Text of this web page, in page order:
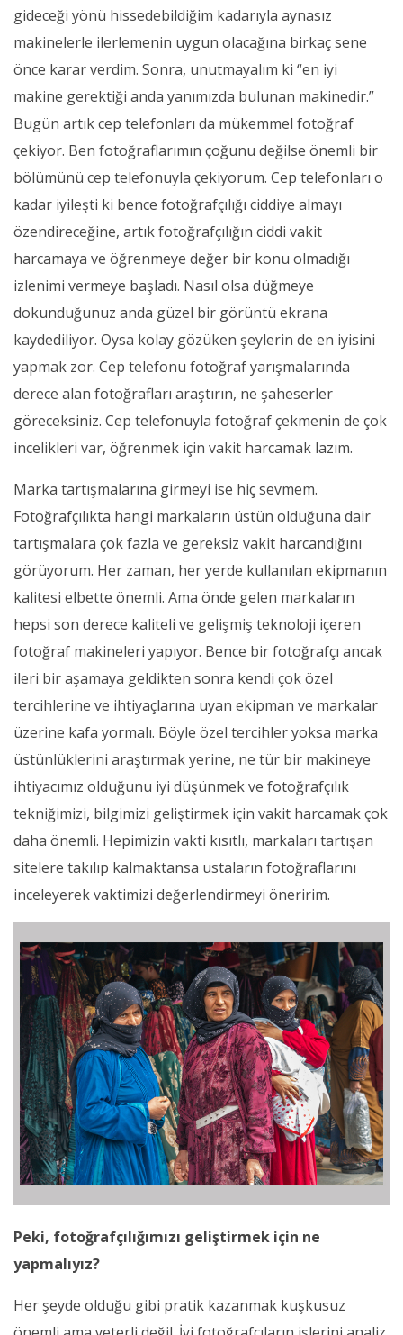
gideceği yönü hissedebildiğim kadarıyla aynasız
makinelerle ilerlemenin uygun olacağına birkaç sene
önce karar verdim. Sonra, unutmayalım ki “en iyi
makine gerektiği anda yanımızda bulunan makinedir.”
Bugün artık cep telefonları da mükemmel fotoğraf
çekiyor. Ben fotoğraflarımın çoğunu değilse önemli bir
bölümünü cep telefonuyla çekiyorum. Cep telefonları o
kadar iyileşti ki bence fotoğrafçılığı ciddiye almayı
özendireceğine, artık fotoğrafçılığın ciddi vakit
harcamaya ve öğrenmeye değer bir konu olmadığı
izlenimi vermeye başladı. Nasıl olsa düğmeye
dokunduğunuz anda güzel bir görüntü ekrana
kaydediliyor. Oysa kolay gözüken şeylerin de en iyisini
yapmak zor. Cep telefonu fotoğraf yarışmalarında
derece alan fotoğrafları araştırın, ne şaheserler
göreceksiniz. Cep telefonuyla fotoğraf çekmenin de çok
incelikleri var, öğrenmek için vakit harcamak lazım.
Marka tartışmalarına girmeyi ise hiç sevmem.
Fotoğrafçılıkta hangi markaların üstün olduğuna dair
tartışmalara çok fazla ve gereksiz vakit harcandığını
görüyorum. Her zaman, her yerde kullanılan ekipmanın
kalitesi elbette önemli. Ama önde gelen markaların
hepsi son derece kaliteli ve gelişmiş teknoloji içeren
fotoğraf makineleri yapıyor. Bence bir fotoğrafçı ancak
ileri bir aşamaya geldikten sonra kendi çok özel
tercihlerine ve ihtiyaçlarına uyan ekipman ve markalar
üzerine kafa yormalı. Böyle özel tercihler yoksa marka
üstünlüklerini araştırmak yerine, ne tür bir makineye
ihtiyacımız olduğunu iyi düşünmek ve fotoğrafçılık
tekniğimizi, bilgimizi geliştirmek için vakit harcamak çok
daha önemli. Hepimizin vakti kısıtlı, markaları tartışan
sitelere takılıp kalmaktansa ustaların fotoğraflarını
inceleyerek vaktimizi değerlendirmeyi öneririm.
Peki, fotoğrafçılığımızı geliştirmek için ne
yapmalıyız?
Her şeyde olduğu gibi pratik kazanmak kuşkusuz